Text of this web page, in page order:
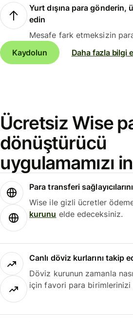
Yurt dışına para
edin
Mesafe fark etmeksizin
Kaydolun
Daha fazla bilgi
Ücretsiz Wise
dönüştürücü
uygulamamızı
Para transferi
Wise ile gizli ücretler
kurunu elde edeceksiniz.
Canlı döviz kurlarını takip
Döviz kurunun zamanla
için favori para birimlerinizi